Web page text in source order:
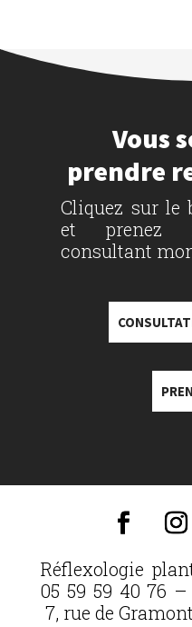
Vous
prendre
Cliquez sur le
et prenez
consultant
Réflexologie
05 59 59 40 76
7, rue de